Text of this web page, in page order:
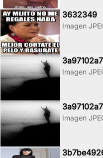
3632349
Imagen
Imagen
Imagen